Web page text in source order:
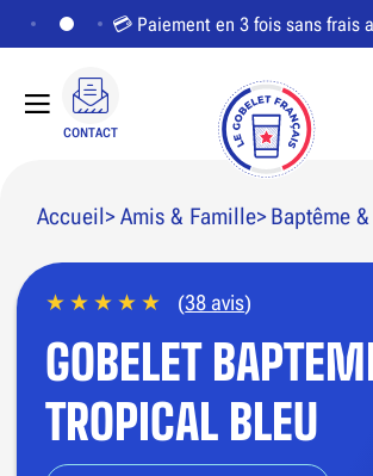
💳 Paiement en 3 fois sans frais
CONTACT
Accueil Amis & Famille Baptême
(38 avis)
GOBELET
TROPICAL BLEU